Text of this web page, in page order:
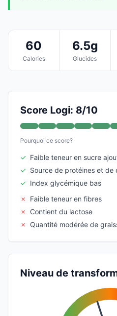
60
Calories
6.5g
Glucides
Score Logi: 8/10
Pourquoi ce score?
✓ Faible teneur en sucre
✓ Source de protéines et de
✓ Index glycémique bas
✗
Faible teneur en fibres
✗
Contient du lactose
✗
Quantité modérée de
Niveau de